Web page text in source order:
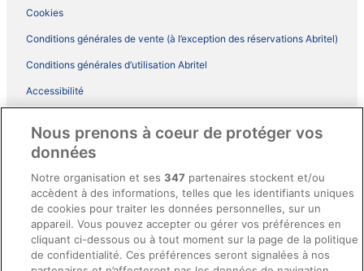
Cookies
Conditions générales de vente (à l’exception des réservations Abritel)
Conditions générales d’utilisation Abritel
Accessibilité
Conditions générales du programme BONUS+ d’ebookers
Directives de contenu et signalement de contenus
Aide
Soutien
Nous prenons à coeur de protéger vos
données
Notre organisation et ses347 partenaires stockent et/ou
accèdent à des informations, telles que les identifiants uniques
de cookies pour traiter les données personnelles, sur un
appareil. Vous pouvez accepter ou gérer vos préférences en
cliquant ci-dessous ou à tout moment sur la page de la politique
de confidentialité. Ces préférences seront signalées à nos